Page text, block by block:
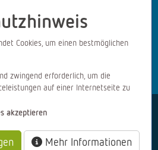
Datenschutz AGB
Cookies, um einen bestmöglichen
zwingend erforderlich, um die
auf einer Internetseite zu
akzeptieren
Mehr Informationen